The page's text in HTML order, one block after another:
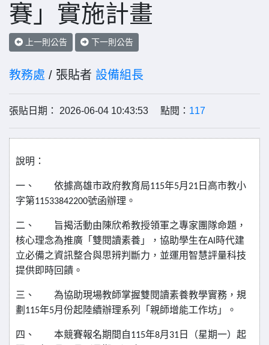
賽」實施計畫
上一則公告 下一則公告
教務處 / 張貼者 設備組長
張貼日期： 2026-06-04 10:43:53 點閱： 117
說明：
一、 依據高雄市政府教育局115年5月 21 日高市教小
字第11533842200號函辦理。
二、
旨揭活動由陳欣希教授領軍之專家團隊命題，
核心理念為推廣「雙閱讀素養」，協助學生在AI 時代建
立必備之資訊整合與思辨判斷力，並運用智慧評量科技
提供即時回饋。
三、
為協助現場教師掌握雙閱讀素養教學實務，規
劃 115年5月份起陸續辦理系列「親師增能工作坊」。
四、 本競賽報名期間自 115年8月 31 日（星期一）起